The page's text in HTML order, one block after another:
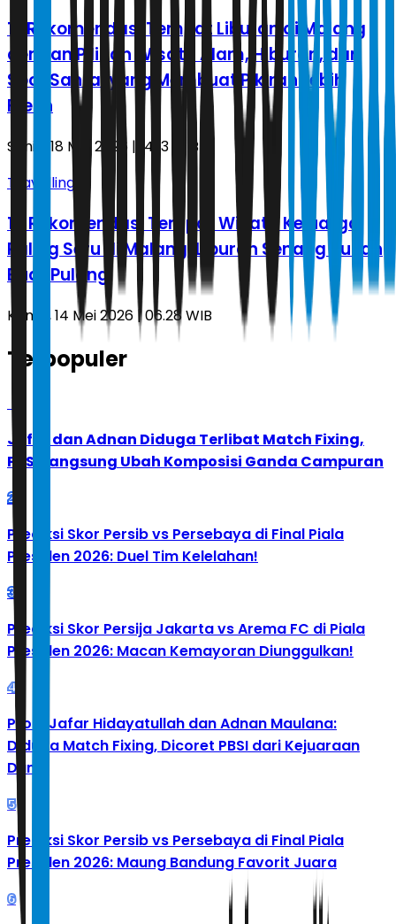
13 Rekomendasi Tempat Liburan di Malang
dengan Pilihan Wisata Alam, Hiburan, dan
Spot Santai yang Membuat Pikiran Lebih
Fresh
Senin, 18 Mei 2026 | 14.13 WIB
Travelling
14 Rekomendasi Tempat Wisata Keluarga
Paling Seru di Malang, Liburan Senang Susah
Buat Pulang
Kamis, 14 Mei 2026 | 06.28 WIB
Terpopuler
Jafar dan Adnan Diduga Terlibat Match Fixing,
PBSI Langsung Ubah Komposisi Ganda Campuran
2
Prediksi Skor Persib vs Persebaya di Final Piala
Presiden 2026: Duel Tim Kelelahan!
3
Prediksi Skor Persija Jakarta vs Arema FC di Piala
Presiden 2026: Macan Kemayoran Diunggulkan!
4
Profil Jafar Hidayatullah dan Adnan Maulana:
Diduga Match Fixing, Dicoret PBSI dari Kejuaraan
Dunia
5
Prediksi Skor Persib vs Persebaya di Final Piala
Presiden 2026: Maung Bandung Favorit Juara
6